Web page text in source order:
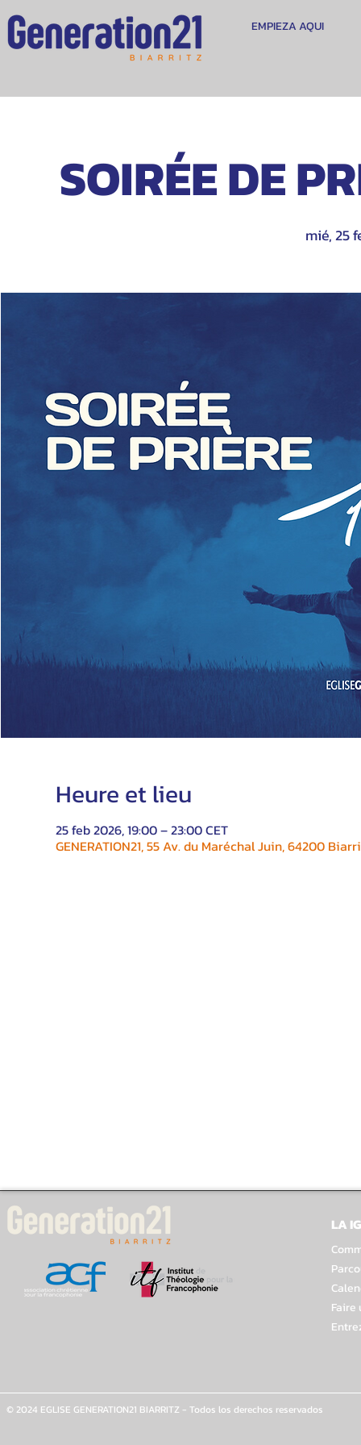
EMPIEZA AQUI
SOIRÉE DE
mié, 25
Heure et lieu
25 feb 2026, 19:00 – 23:00 CET
GENERATION21, 55 Av. du Maréchal Juin, 64200
LA
Faire
© 2024 EGLISE GENERATION21 BIARRITZ - Todos los derechos reservados